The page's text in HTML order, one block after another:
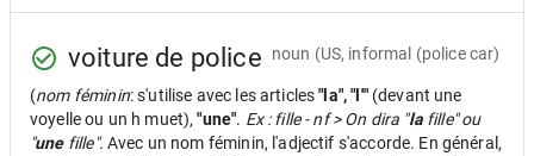
voiture de police noun (US, informal (police car)
(nom féminin: s'utilise avec les articles"la", "l'" (devant une
voyelle ou un h muet),"une". Ex : fille - nf > On dira "lafille" ou
"unefille". Avec un nom féminin, l'adjectif s'accorde. En général,